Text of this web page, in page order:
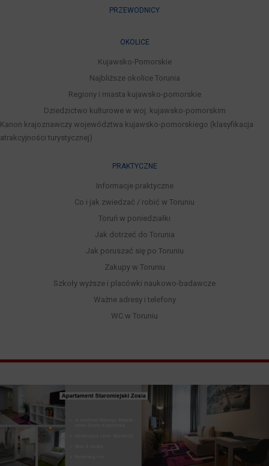
PRZEWODNICY
OKOLICE
Kujawsko-Pomorskie
Najbliższe okolice Torunia
Regiony i miasta kujawsko-pomorskie
Dziedzictwo kulturowe w woj. kujawsko-pomorskim
Kanon krajoznawczy województwa kujawsko-pomorskiego (klasyfikacja
atrakcyjności turystycznej)
PRAKTYCZNE
Informacje praktyczne
Co i jak zwiedzać / robić w Toruniu
Toruń w poniedziałki
Jak dotrzeć do Torunia
Jak poruszać się po Toruniu
Zakupy w Toruniu
Szkoły wyższe i placówki naukowo-badawcze
Ważne adresy i telefony
WC w Toruniu